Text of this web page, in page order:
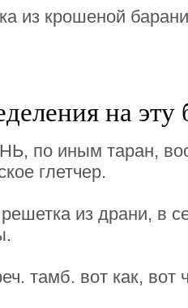
из крошеной
на эту
по иным таран,
глетчер.
из драни, в
тамб. вот как, вот